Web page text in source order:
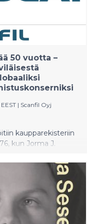
enintään
50 vuotta –
| Scanfil Oyj
kaupparekisteriin
kun Jorma J.
Sievissä, Pohjois-
nimi viittaa sen
suodattimiin,
löysi pian uuden
ja
luku oli Scanfilille